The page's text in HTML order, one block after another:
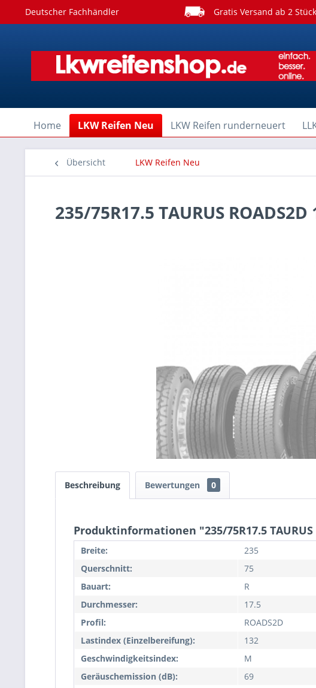
Deutscher Fachhändler Gratis Versand ab 2 Stück
Home LKW Reifen Neu LKW Reifen runderneuert
Übersicht LKW Reifen Neu
235/75R17.5 TAURUS ROADS2D
Beschreibung Bewertungen 0
Produktinformationen "235/75R17.5 TAURUS
Breite:
235
Querschnitt:
75
Bauart:
R
Durchmesser:
17.5
Profil:
ROADS2D
Lastindex (Einzelbereifung):
132
Geschwindigkeitsindex:
M
Geräuschemission (dB):
69